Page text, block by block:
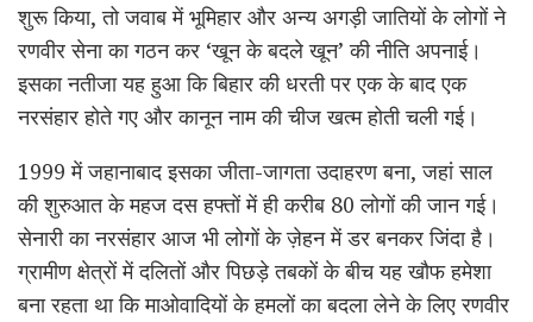
शुरू किया, तो जवाब में भूमिहार और अन्य अगड़ी जातियों के लोगों ने
रणवीर सेना का गठन कर ‘खून के बदले खून’ की नीति अपनाई।
इसका नतीजा यह हुआ कि बिहार की धरती पर एक के बाद एक
नरसंहार होते गए और कानून नाम की चीज खत्म होती चली गई।
1999 में जहानाबाद इसका जीता-जागता उदाहरण बना, जहां साल
की शुरुआत के महज दस हफ्तों में ही करीब 80 लोगों की जान गई।
सेनारी का नरसंहार आज भी लोगों के ज़ेहन में डर बनकर जिंदा है।
ग्रामीण क्षेत्रों में दलितों और पिछड़े तबकों के बीच यह खौफ हमेशा
बना रहता था कि माओवादियों के हमलों का बदला लेने के लिए रणवीर